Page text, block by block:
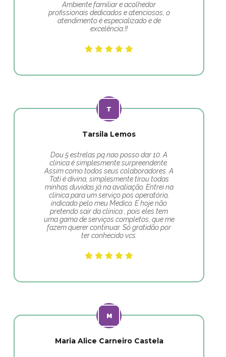
Ambiente familiar e acolhedor
profissionais dedicados e atenciosos, o
atendimento é especializado e de
excelência.!!
Tarsila Lemos
Dou 5 estrelas pq nao posso dar 10. A
clinica é simplesmente surpreendente.
Assim como todos seus colaboradores. A
Tati é divina, simplesmente tirou todas
minhas duvidas já na avaliação. Entrei na
clínica para um serviço pos operatório,
indicado pelo meu Medico. E hoje não
pretendo sair da clinica , pois eles tem
uma gama de serviços completos, que me
fazem querer continuar. Só gratidão por
ter conhecido vcs.
Maria Alice Carneiro Castela